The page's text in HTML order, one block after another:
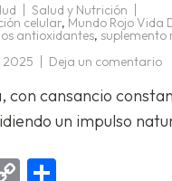
Salud y Nutrición
celular, Mundo Rojo Vida
antioxidantes,
2025 Deja un comentarioen
con cansancio
un impulso
Copy